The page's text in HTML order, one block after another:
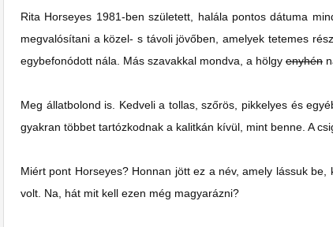
Rita Horseyes 1981-ben született, halála pontos dátuma
megvalósítani a közel- s távoli jövőben, amelyek tetemes
egybefonódott nála. Más szavakkal mondva, a hölgy enyhén
Meg állatbolond is. Kedveli a tollas, szőrös, pikkelyes és
gyakran többet tartózkodnak a kalitkán kívül, mint benne. A
Miért pont Horseyes? Honnan jött ez a név, amely lássuk
volt. Na, hát mit kell ezen még magyarázni?